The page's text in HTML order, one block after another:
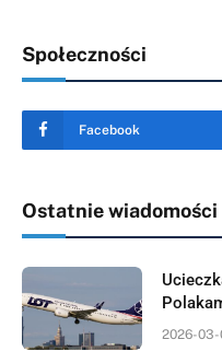
Społeczności
Facebook
Ostatnie wiadomości
2026-03-